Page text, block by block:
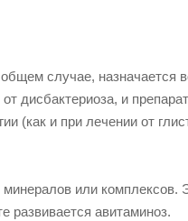
случае, назначается
дисбактериоза, и
(как и при лечении от
или комплексов.
развивается авитаминоз.